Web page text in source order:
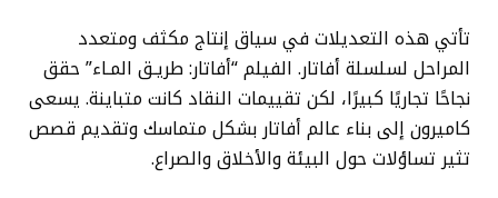
تأتي هذه التعديلات في سياق إنتاج مكثف ومتعدد
المراحل لسلسلة أفاتار. الفيلم “أفاتار: طريـق المـاء” حقق
نجاحًا تجاريًا كبيرًا، لكن تقييمات النقاد كانت متباينة. يسعى
كاميرون إلى بناء عالم أفاتار بشكل متماسك وتقديم قصص
تثير تساؤلات حول البيئة والأخلاق والصراع.